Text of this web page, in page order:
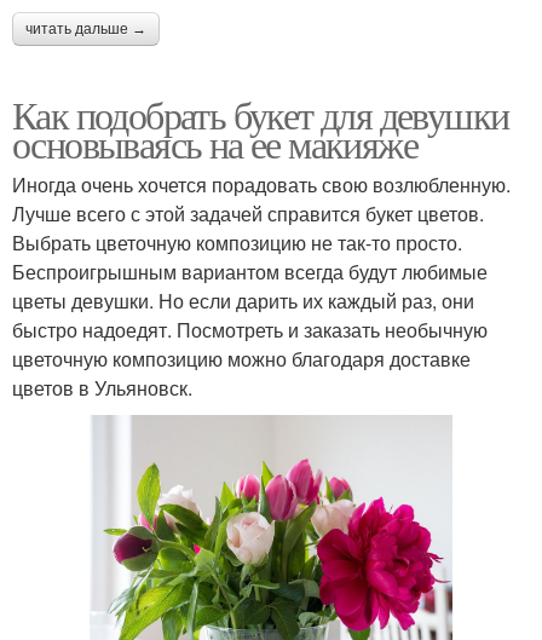
читать дальше →
Как подобрать букет для девушки
основываясь на ее макияже
Иногда очень хочется порадовать свою возлюбленную.
Лучше всего с этой задачей справится букет цветов.
Выбрать цветочную композицию не так-то просто.
Беспроигрышным вариантом всегда будут любимые
цветы девушки. Но если дарить их каждый раз, они
быстро надоедят. Посмотреть и заказать необычную
цветочную композицию можно благодаря доставке
цветов в Ульяновск.